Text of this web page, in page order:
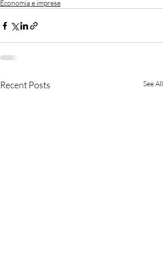
Economia e imprese
Recent Posts See All